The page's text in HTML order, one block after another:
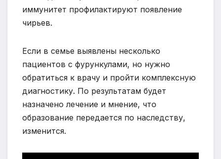
иммунитет профилактируют появление
чирьев.
Если в семье выявлены несколько
пациентов с фурункулами, но нужно
обратиться к врачу и пройти комплексную
диагностику. По результатам будет
назначено лечение и мнение, что
образование передается по наследству,
изменится.